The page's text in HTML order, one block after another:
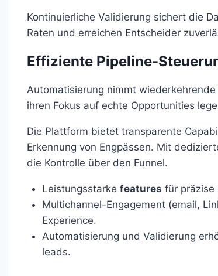
Kontinuierliche Validierung sichert die
Raten und erreichen Entscheider
Effiziente Pipeline-
Automatisierung nimmt
ihren Fokus auf echte Opportunities
Die Plattform bietet transparente
Erkennung von Engpässen. Mit
die Kontrolle über den Funnel.
Leistungsstarke features für präzise
Multichannel-Engagement (email,
Experience.
Automatisierung und Validierung
leads.